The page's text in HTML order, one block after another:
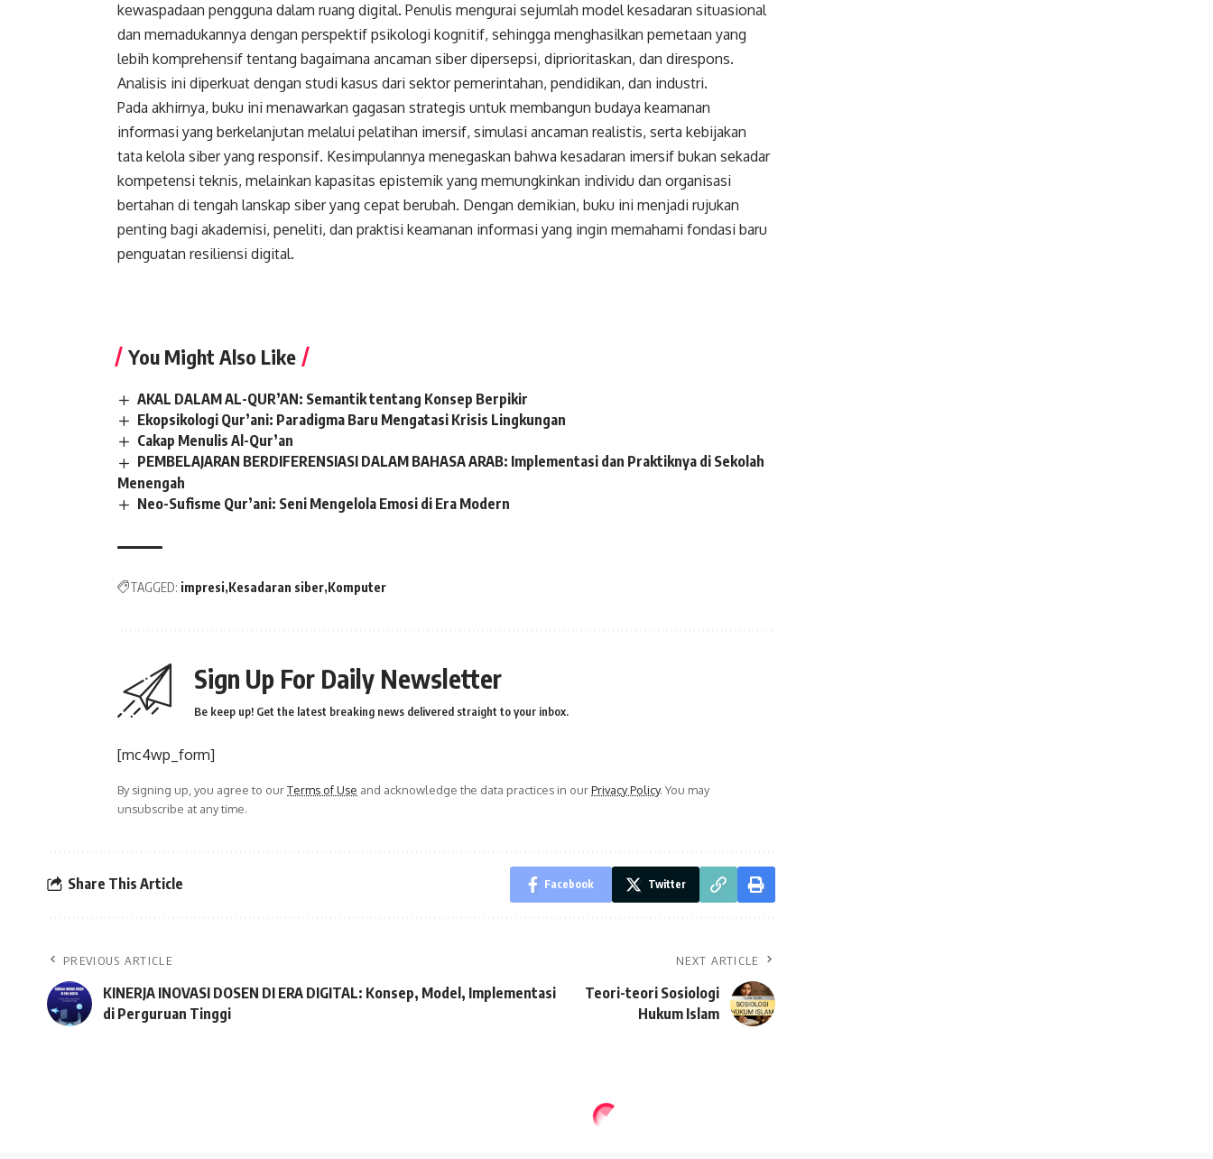
kewaspadaan pengguna dalam ruang digital. Penulis mengurai sejumlah model kesadaran situasional
dan memadukannya dengan perspektif psikologi kognitif, sehingga menghasilkan pemetaan yang
lebih komprehensif tentang bagaimana ancaman siber dipersepsi, diprioritaskan, dan direspons.
Analisis ini diperkuat dengan studi kasus dari sektor pemerintahan, pendidikan, dan industri.
Pada akhirnya, buku ini menawarkan gagasan strategis untuk membangun budaya keamanan
informasi yang berkelanjutan melalui pelatihan imersif, simulasi ancaman realistis, serta kebijakan
tata kelola siber yang responsif. Kesimpulannya menegaskan bahwa kesadaran imersif bukan sekadar
kompetensi teknis, melainkan kapasitas epistemik yang memungkinkan individu dan organisasi
bertahan di tengah lanskap siber yang cepat berubah. Dengan demikian, buku ini menjadi rujukan
penting bagi akademisi, peneliti, dan praktisi keamanan informasi yang ingin memahami fondasi baru
penguatan resiliensi digital.
You Might Also Like
AKAL DALAM AL-QUR’AN: Semantik tentang Konsep Berpikir
Ekopsikologi Qur’ani: Paradigma Baru Mengatasi Krisis Lingkungan
Cakap Menulis Al-Qur’an
PEMBELAJARAN BERDIFERENSIASI DALAM BAHASA ARAB: Implementasi dan Praktiknya di Sekolah
Menengah
Neo-Sufisme Qur’ani: Seni Mengelola Emosi di Era Modern
TAGGED: impresi Kesadaran siber Komputer
Sign Up For Daily Newsletter
Be keep up! Get the latest breaking news delivered straight to your inbox.
[mc4wp_form]
By signing up, you agree to ourTerms of Use and acknowledge the data practices in ourPrivacy Policy. You may
unsubscribe at any time.
Share This Article Facebook Twitter
PREVIOUS ARTICLE
KINERJA INOVASI DOSEN DI ERA DIGITAL: Konsep, Model, Implementasi
di Perguruan Tinggi
NEXT ARTICLE
Teori-teori Sosiologi
Hukum Islam